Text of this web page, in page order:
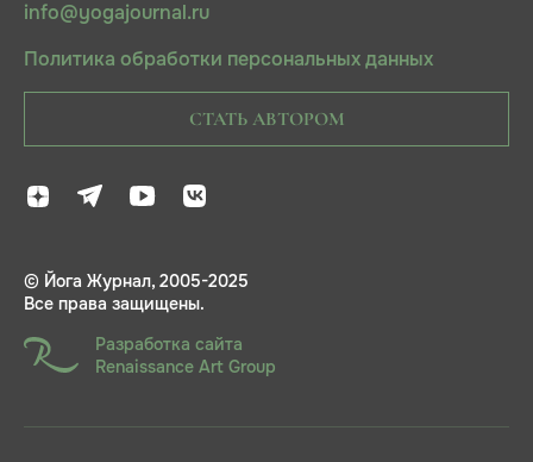
info@yogajournal.ru
Политика обработки персональных данных
СТАТЬ АВТОРОМ
© Йога Журнал, 2005-2025
Все права защищены.
Разработка сайта
Renaissance Art Group